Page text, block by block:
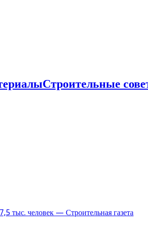
Строительные
тыс. человек — Строительная газета